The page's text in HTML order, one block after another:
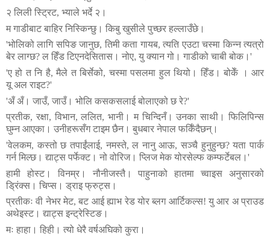
२ लिली स्ट्रिट, भ्याले भर्दे २।
म गाडीबाट बाहिर निस्किन्छु। किबु खुसीले पुच्छर हल्लाउँछे।
'भोलिको लागि सपिङ जानुछ, तिमी कता गायब,त्यति एउटा चस्मा किन्न त्यत्रो
बेर लाग्छ? ल हिँड टिएनदेसितास। नोए, यु क्यान गो। गाडीको चाबी बोक। '
'ए हो त नि है,मैले त बिर्सेको, चस्मा पसलमा हुल थियो। हिँड। बोकेँ । आर
यू अल राइट?'
'अँ अँ। जाउँ, जाउँ। भोलि कसकसलाई बोलाएको छ रे?'
प्रतीक, रक्षा, विभान,ललित,भानी। म चिन्दिनँ। उनका साथी। फिलिपिन्स
घुम्न आएका। उनीहरूसँग टाइम छैन। बुधबार नेपाल फर्किँदैछन्।
'वेलकम, कस्तो छ तपाईंलाई, नमस्ते,ल नानु आऊ,सञ्चै हुनुहुन्छ?यता पार्क
गर्न मिल्छ। द्याट्स पर्फेक्ट। नो वोरिज। प्लिज मेक योरसेल्फ कम्फर्टेबल। '
हामी
होस्ट। विनम्र। नौनीजस्तै। पाहुनाको हातमा च्वाइस
अनुसारको
ड्रिंक्स। चिप्स। ड्राइ फ्रुट्स।
प्रतीकः वी नेभर मेट,बट आई ह्याभ रेड योर ब्लग आर्टिकल्स! यु आर अ प्राउड
अथेइस्ट। द्याट्स इन्ट्रेस्टिङ।
मः हाहा। हिही। त्यो धेरै वर्षअघिको कुरा।